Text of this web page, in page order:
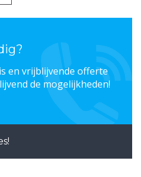
en vrijblijvende offerte
de mogelijkheden!